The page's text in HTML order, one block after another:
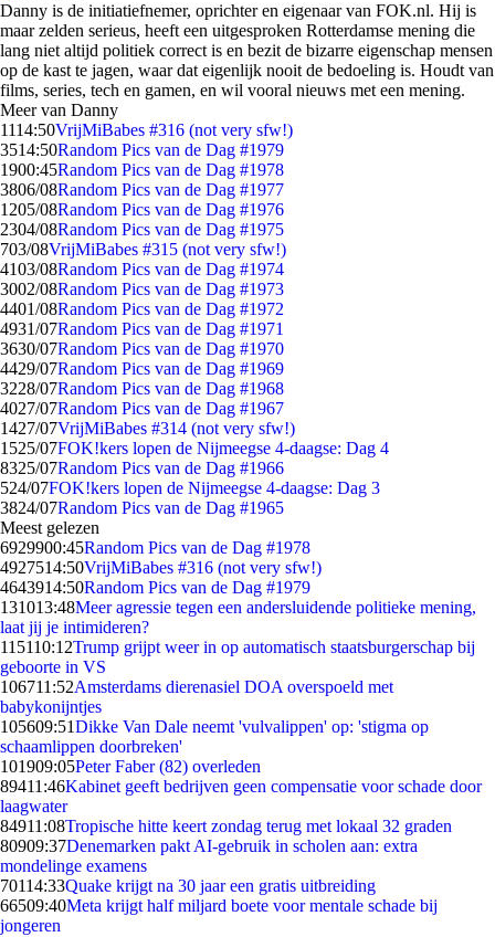
Danny is de initiatiefnemer, oprichter en eigenaar van FOK.nl. Hij is
maar zelden serieus, heeft een uitgesproken Rotterdamse mening die
lang niet altijd politiek correct is en bezit de bizarre eigenschap mensen
op de kast te jagen, waar dat eigenlijk nooit de bedoeling is. Houdt van
films, series, tech en gamen, en wil vooral nieuws met een mening.
Meer van Danny
1114:50VrijMiBabes #316 (not very sfw!)
3514:50Random Pics van de Dag #1979
1900:45Random Pics van de Dag #1978
3806/08Random Pics van de Dag #1977
1205/08Random Pics van de Dag #1976
2304/08Random Pics van de Dag #1975
703/08VrijMiBabes #315 (not very sfw!)
4103/08Random Pics van de Dag #1974
3002/08Random Pics van de Dag #1973
4401/08Random Pics van de Dag #1972
4931/07Random Pics van de Dag #1971
3630/07Random Pics van de Dag #1970
4429/07Random Pics van de Dag #1969
3228/07Random Pics van de Dag #1968
4027/07Random Pics van de Dag #1967
1427/07VrijMiBabes #314 (not very sfw!)
1525/07FOK!kers lopen de Nijmeegse 4-daagse: Dag 4
8325/07Random Pics van de Dag #1966
524/07FOK!kers lopen de Nijmeegse 4-daagse: Dag 3
3824/07Random Pics van de Dag #1965
Meest gelezen
6929900:45Random Pics van de Dag #1978
4927514:50VrijMiBabes #316 (not very sfw!)
4643914:50Random Pics van de Dag #1979
131013:48Meer agressie tegen een andersluidende politieke mening,
laat jij je intimideren?
115110:12Trump grijpt weer in op automatisch staatsburgerschap bij
geboorte in VS
106711:52Amsterdams dierenasiel DOA overspoeld met
babykonijntjes
105609:51Dikke Van Dale neemt 'vulvalippen' op: 'stigma op
schaamlippen doorbreken'
101909:05Peter Faber (82) overleden
89411:46Kabinet geeft bedrijven geen compensatie voor schade door
laagwater
84911:08Tropische hitte keert zondag terug met lokaal 32 graden
80909:37Denemarken pakt AI-gebruik in scholen aan: extra
mondelinge examens
70114:33Quake krijgt na 30 jaar een gratis uitbreiding
66509:40Meta krijgt half miljard boete voor mentale schade bij
jongeren